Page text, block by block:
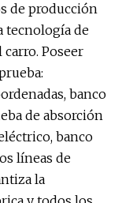
de producción
tecnología de
Poseer
banco
de absorción
banco
líneas de
la